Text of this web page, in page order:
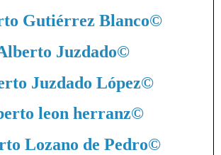
Gutiérrez Blanco©
Juzdado©
Juzdado López©
leon herranz©
Lozano de Pedro©